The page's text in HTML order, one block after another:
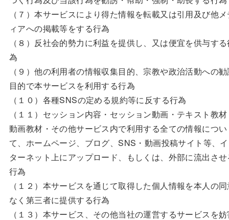
（７）本サービスにより得た情報を転載又は引用及び他
ィアへの掲載等をする行為
（８）反社会的勢力に利益を提供し、又は便宜を供与す
為
（９）他の利用者の情報収集目的、宗教や政治活動への
目的で本サービスを利用する行為
（１０）各種SNSの定める規約等に反する行為
（１１）セッション内容・セッション動画・テキスト教
動画教材・その他サービス内で利用する全ての情報につい
て、ホームページ、ブログ、SNS・動画投稿サイト等、
ターネット上にアップロード、もしくは、外部に流出さ
行為
（１２）本サービスを通じて取得した個人情報を本人の
なく第三者に提供する行為
（１３）本サービス、その他当社の運営するサービスを